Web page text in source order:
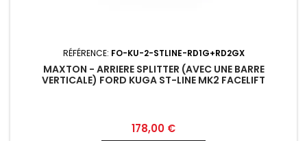
RÉFÉRENCE: FO-KU-2-STLINE-RD1G+RD2GX
MAXTON - ARRIERE SPLITTER (AVEC UNE BARRE
VERTICALE) FORD KUGA ST-LINE MK2 FACELIFT
Prix
178,00 €